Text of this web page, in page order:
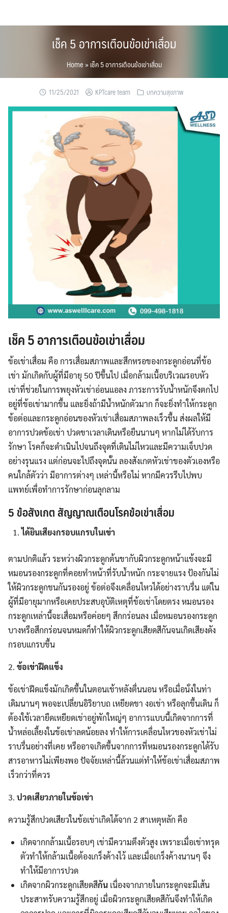
เช็ค 5 อาการเตือนข้อเข่าเสื่อม
Home »เช็ค 5 อาการเตือนข้อเข่าเสื่อม
11/25/2021 KPTcare team บทความสุขภาพ
เช็ค5อาการเตือนข้อเข่าเสื่อม
ข้อเข่าเสื่อม คือ การเสื่อมสภาพและสึกหรอของกระดูกอ่อนที่ข้อ
เข่า มักเกิดกับผู้ที่มีอายุ 50 ปีขึ้นไป เมื่อกล้ามเนื้อบริเวณรอบหัว
เข่าที่ช่วยในการพยุงหัวเข่าอ่อนแอลง ภาระการรับน้ำหนักจึงตกไป
อยู่ที่ข้อเข่ามากขึ้น และยิ่งถ้ามีน้ำหนักตัวมาก ก็จะยิ่งทำให้กระดูก
ข้อต่อและกระดูกอ่อนของหัวเข่าเสื่อมสภาพลงเร็วขึ้น ส่งผลให้มี
อาการปวดข้อเข่า ปวดขาเวลาเดินหรือยืนนานๆ หากไม่ได้รับการ
รักษา โรคก็จะดำเนินไปจนถึงจุดที่เดินไม่ไหวและมีความเจ็บปวด
อย่างรุนแรง แต่ก่อนจะไปถึงจุดนั้น ลองสังเกตหัวเข่าของตัวเองหรือ
คนใกล้ตัวว่า มีอาการต่างๆ เหล่านี้หรือไม่ หากมีควรรีบไปพบ
แพทย์เพื่อทำการรักษาก่อนลุกลาม
5ข้อสังเกต สัญญาณเตือนโรคข้อเข่าเสื่อม
ได้ยินเสียงกรอบแกรบในเข่า
ตามปกติแล้ว ระหว่างผิวกระดูกต้นขากับผิวกระดูกหน้าแข้งจะมี
หมอนรองกระดูกที่คอยทำหน้าที่รับน้ำหนัก กระจายแรง ป้องกันไม่
ให้ผิวกระดูกชนกันรองอยู่ ข้อต่อจึงเคลื่อนไหวได้อย่างราบรื่น แต่ใน
ผู้ที่มีอายุมากหรือเคยประสบอุบัติเหตุที่ข้อเข่าโดยตรง หมอนรอง
กระดูกเหล่านี้จะเสื่อมหรือค่อยๆ สึกกร่อนลง เมื่อหมอนรองกระดูก
บางหรือสึกกร่อนจนหมดก็ทำให้ผิวกระดูกเสียดสีกันจนเกิดเสียงดัง
กรอบแกรบขึ้น
2. ข้อเข่าฝืดแข็ง
ข้อเข่าฝืดแข็งมักเกิดขึ้นในตอนเช้าหลังตื่นนอน หรือเมื่อนั่งในท่า
เดิมนานๆ พอจะเปลี่ยนอิริยาบถ เหยียดขา งอเข่า หรือลุกขึ้นเดิน ก็
ต้องใช้เวลายืดเหยียดเข่าอยู่พักใหญ่ๆ อาการแบบนี้เกิดจากการที่
น้ำหล่อเลี้ยงในข้อเข่าลดน้อยลง ทำให้การเคลื่อนไหวของหัวเข่าไม่
ราบรื่นอย่างที่เคย หรืออาจเกิดขึ้นจากการที่หมอนรองกระดูกได้รับ
สารอาหารไม่เพียงพอ ปัจจัยเหล่านี้ล้วนแต่ทำให้ข้อเข่าเสื่อมสภาพ
เร็วกว่าที่ควร
3. ปวดเสียวภายในข้อเข่า
ความรู้สึกปวดเสียวในข้อเข่าเกิดได้จาก 2 สาเหตุหลัก คือ
เกิดจากกล้ามเนื้อรอบๆ เข่ามีความตึงตัวสูง เพราะเมื่อเข่าทรุด
ตัวทำให้กล้ามเนื้อต้องเกร็งค้างไว้ และเมื่อเกร็งค้างนานๆ จึง
ทำให้มีอาการปวด
เกิดจากผิวกระดูกเสียดสีกัน เนื่องจากภายในกระดูกจะมีเส้น
ประสาทรับความรู้สึกอยู่ เมื่อผิวกระดูกเสียดสีกันจึงทำให้เกิด